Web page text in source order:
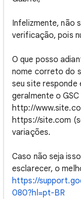
Infelizmente, não
verificação, pois
O que posso
nome correto do
seu site
geralmente o
http://
https://site.com
variações.
Caso não seja
esclarecer, o
https://
080?hl=pt-BR